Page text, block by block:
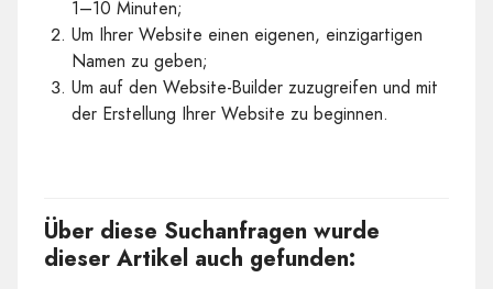
1–10 Minuten;
Um Ihrer Website einen eigenen, einzigartigen
Namen zu geben;
Um auf den Website-Builder zuzugreifen und mit
der Erstellung Ihrer Website zu beginnen.
Über diese Suchanfragen wurde
dieser Artikel auch gefunden: